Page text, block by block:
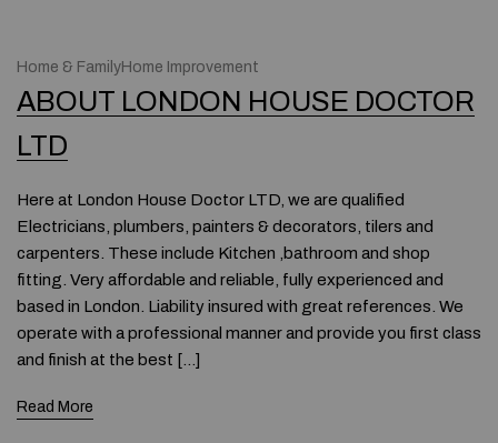
Home & FamilyHome Improvement
ABOUT LONDON HOUSE DOCTOR
LTD
Here at London House Doctor LTD, we are qualified
Electricians, plumbers, painters & decorators, tilers and
carpenters. These include Kitchen ,bathroom and shop
fitting. Very affordable and reliable, fully experienced and
based in London. Liability insured with great references. We
operate with a professional manner and provide you first class
and finish at the best […]
Read More